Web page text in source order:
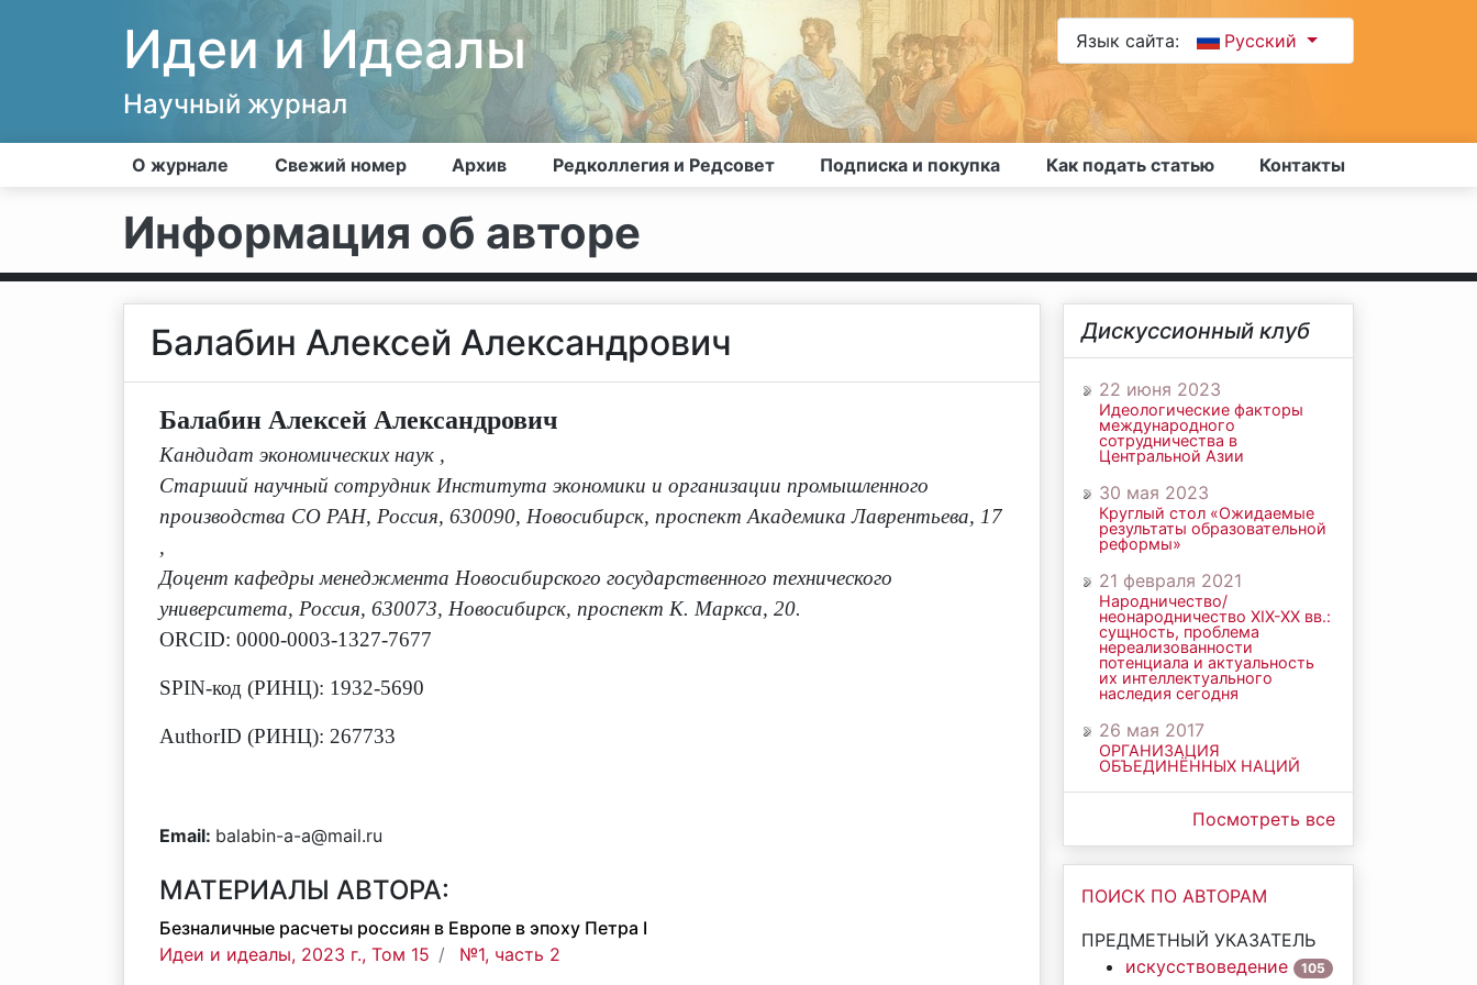
Идеи и Идеалы
Научный журнал
Язык сайта: Русский
О журнале Свежий номер Архив Редколлегия и Редсовет Подписка и покупка Как подать статью Контакты
Информация об авторе
Балабин Алексей Александрович
Балабин Алексей Александрович
Кандидат экономических наук ,
Старший научный сотрудник Института экономики и организации промышленного
производства СО РАН, Россия, 630090, Новосибирск, проспект Академика Лаврентьева, 17
,
Доцент кафедры менеджмента Новосибирского государственного технического
университета, Россия, 630073, Новосибирск, проспект К. Маркса, 20.
ORCID: 0000-0003-1327-7677
SPIN-код (РИНЦ): 1932-5690
AuthorID (РИНЦ): 267733
Email: balabin-a-a@mail.ru
МАТЕРИАЛЫ АВТОРА:
Безналичные расчеты россиян в Европе в эпоху Петра I
Идеи и идеалы, 2023 г., Том 15
№1, часть 2
Дискуссионный клуб
22 июня 2023
Идеологические факторы
международного
сотрудничества в
Центральной Азии
30 мая 2023
Круглый стол «Ожидаемые
результаты образовательной
реформы»
21 февраля 2021
Народничество/
неонародничество ХIХ-ХХ вв.:
сущность, проблема
нереализованности
потенциала и актуальность
их интеллектуального
наследия сегодня
26 мая 2017
ОРГАНИЗАЦИЯ
ОБЪЕДИНЁННЫХ НАЦИЙ
Посмотреть все
ПОИСК ПО АВТОРАМ
ПРЕДМЕТНЫЙ УКАЗАТЕЛЬ
искусствоведение
105